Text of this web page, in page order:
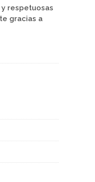
respetuosas
gracias a